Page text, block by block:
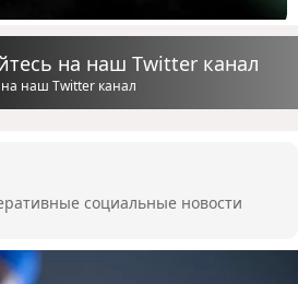
на наш Twitter канал
наш Twitter канал
социальные новости